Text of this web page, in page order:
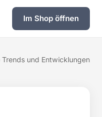
Im Shop öffnen
und Entwicklungen